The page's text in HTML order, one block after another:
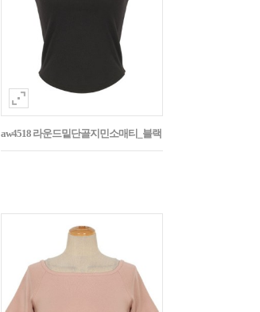
aw4518 라운드밑단골지민소매티_블랙